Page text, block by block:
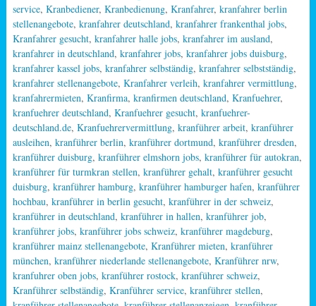
service, Kranbediener, Kranbedienung, Kranfahrer, kranfahrer berlin
stellenangebote, kranfahrer deutschland, kranfahrer frankenthal jobs,
Kranfahrer gesucht, kranfahrer halle jobs, kranfahrer im ausland,
kranfahrer in deutschland, kranfahrer jobs, kranfahrer jobs duisburg,
kranfahrer kassel jobs, kranfahrer selbständig, kranfahrer selbstständig,
kranfahrer stellenangebote, Kranfahrer verleih, kranfahrer vermittlung,
kranfahrermieten, Kranfirma, kranfirmen deutschland, Kranfuehrer,
kranfuehrer deutschland, Kranfuehrer gesucht, kranfuehrer-
deutschland.de, Kranfuehrervermittlung, kranführer arbeit, kranführer
ausleihen, kranführer berlin, kranführer dortmund, kranführer dresden,
kranführer duisburg, kranführer elmshorn jobs, kranführer für autokran,
kranführer für turmkran stellen, kranführer gehalt, kranführer gesucht
duisburg, kranführer hamburg, kranführer hamburger hafen, kranführer
hochbau, kranführer in berlin gesucht, kranführer in der schweiz,
kranführer in deutschland, kranführer in hallen, kranführer job,
kranführer jobs, kranführer jobs schweiz, kranführer magdeburg,
kranführer mainz stellenangebote, Kranführer mieten, kranführer
münchen, kranführer niederlande stellenangebote, Kranführer nrw,
kranfuhrer oben jobs, kranführer rostock, kranführer schweiz,
Kranführer selbständig, Kranführer service, kranführer stellen,